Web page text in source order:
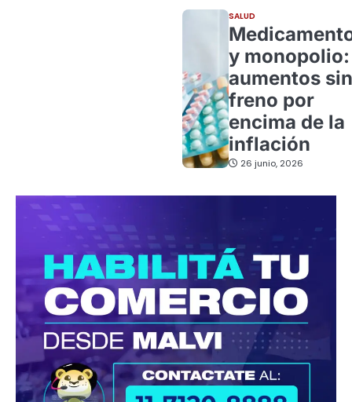
SALUD
y monopolio:
aumentos sin
freno por
encima de la
inflación
26 junio, 2026